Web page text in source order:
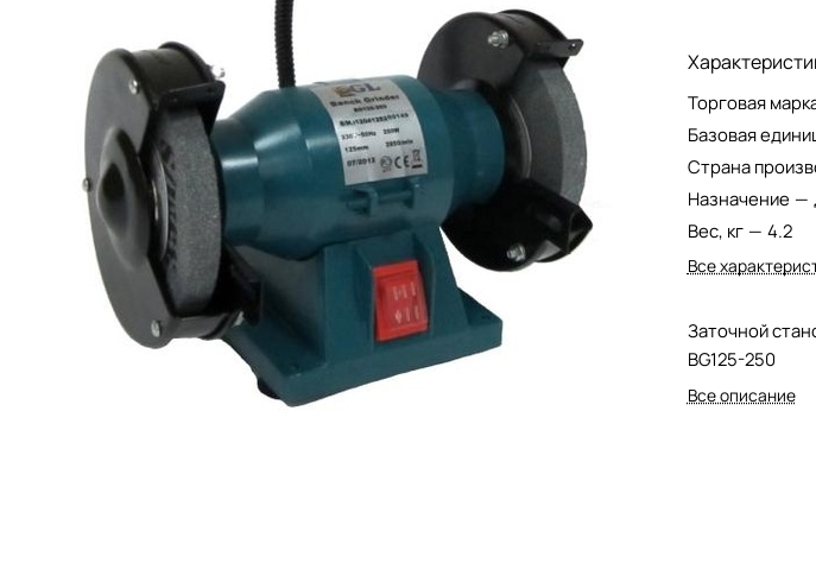
Торговая
Базовая
Страна
Назначение —
Вес, кг — 4.2
Все
Заточной
BG125-250
Все описание